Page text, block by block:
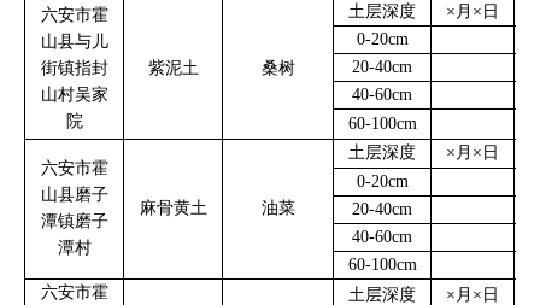
六安市霍
山县与儿
街镇指封
山村吴家
院
紫泥土 桑树
土层深度 × 月 × 日
0-20cm
20-40cm
40-60cm
60-100cm
六安市霍
山县磨子
潭镇磨子
潭村
麻骨黄土 油菜
土层深度 × 月 × 日
0-20cm
20-40cm
40-60cm
60-100cm
六安市霍
土层深度 × 月 × 日